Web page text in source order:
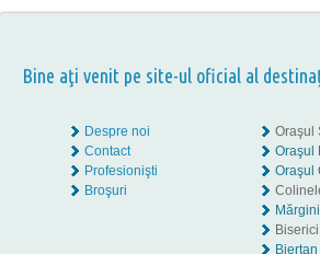
Bine aţi venit pe site-ul oficial al
Despre noi
Contact
Profesionişti
Broşuri
Oraşul
Oraşul
Oraşul